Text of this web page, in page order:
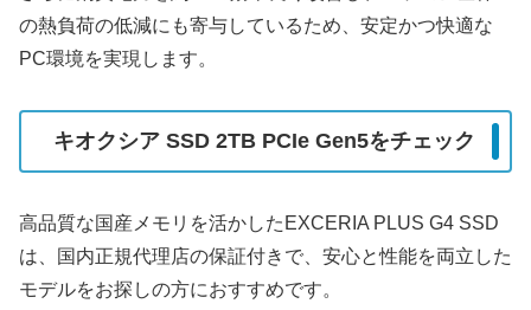
の熱負荷の低減にも寄与しているため、安定かつ快適な
PC環境を実現します。
キオクシア SSD 2TB PCIe Gen5をチェック
高品質な国産メモリを活かしたEXCERIA PLUS G4 SSD
は、国内正規代理店の保証付きで、安心と性能を両立した
モデルをお探しの方におすすめです。